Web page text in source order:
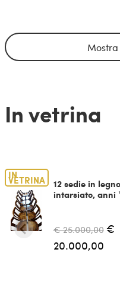
In vetrina
IN
VETRINA
12 sedie in legno
intarsiato, anni
€ 25.000,00 €
20.000,00